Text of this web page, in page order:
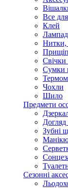
Все
Клей
Нитки,
Свічки
Сумки
Чохли
Шило
Предмети
Догляд
Зубні
Сезонні